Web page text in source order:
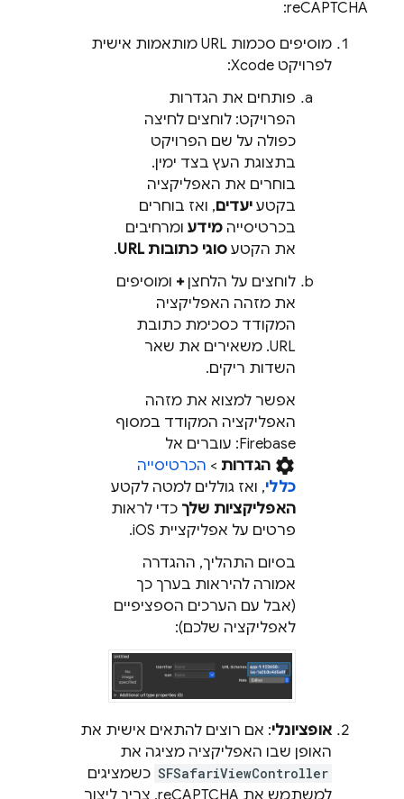
reCAPTCHA:
מוסיפים סכמות URL מותאמות אישית
לפרויקט Xcode:
פותחים את הגדרות
הפרויקט: לוחצים לחיצה
כפולה על שם הפרויקט
בתצוגת העץ בצד ימין.
בוחרים את האפליקציה
בקטע יעדים, ואז בוחרים
בכרטיסייה מידע ומרחיבים
את הקטע סוגי כתובות URL
.
לוחצים על הלחצן+ ומוסיפים
את מזהה האפליקציה
המקודד כסכימת כתובת
URL. משאירים את שאר
השדות ריקים.
אפשר למצוא את מזהה
האפליקציה המקודד במסוף
Firebase: עוברים אל
settings הגדרות > הכרטיסייה
כללי, ואז גוללים למטה לקטע
האפליקציות שלך כדי לראות
פרטים על אפליקציית iOS.
בסיום התהליך, ההגדרה
אמורה להיראות בערך כך
(אבל עם הערכים הספציפיים
לאפליקציה שלכם):
אופציונלי: אם רוצים להתאים אישית את
האופן שבו האפליקציה מציגה את
SFSafariViewController כשמציגים
למשתמש את reCAPTCHA, צריך ליצור